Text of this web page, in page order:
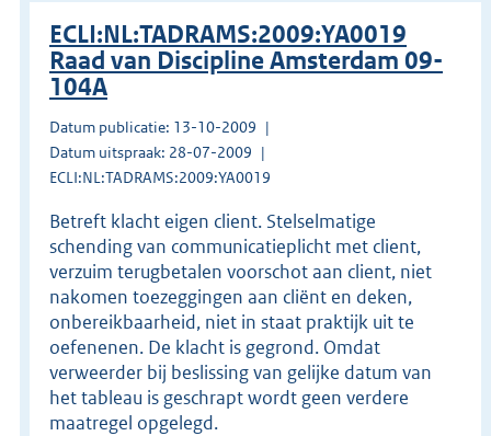
ECLI:NL:TADRAMS:2009:YA0019
Raad van Discipline Amsterdam 09-
104A
Datum publicatie: 13-10-2009
Datum uitspraak: 28-07-2009
ECLI:NL:TADRAMS:2009:YA0019
Betreft klacht eigen client. Stelselmatige
schending van communicatieplicht met client,
verzuim terugbetalen voorschot aan client, niet
nakomen toezeggingen aan cliënt en deken,
onbereikbaarheid, niet in staat praktijk uit te
oefenenen. De klacht is gegrond. Omdat
verweerder bij beslissing van gelijke datum van
het tableau is geschrapt wordt geen verdere
maatregel opgelegd.